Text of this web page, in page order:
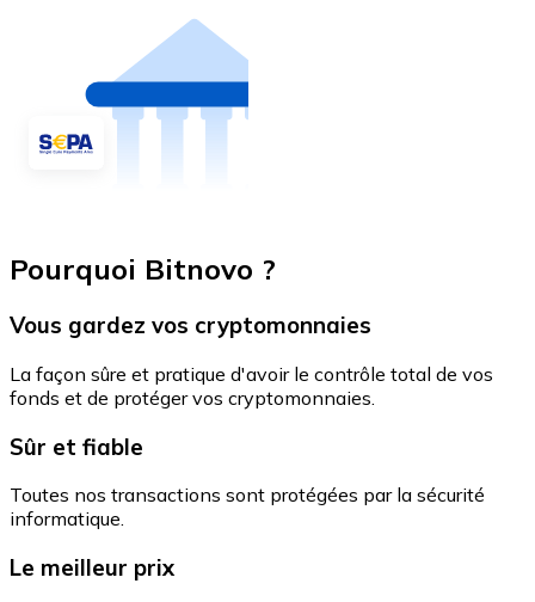
Pourquoi Bitnovo ?
Vous gardez vos cryptomonnaies
La façon sûre et pratique d'avoir le contrôle total de vos
fonds et de protéger vos cryptomonnaies.
Sûr et fiable
Toutes nos transactions sont protégées par la sécurité
informatique.
Le meilleur prix